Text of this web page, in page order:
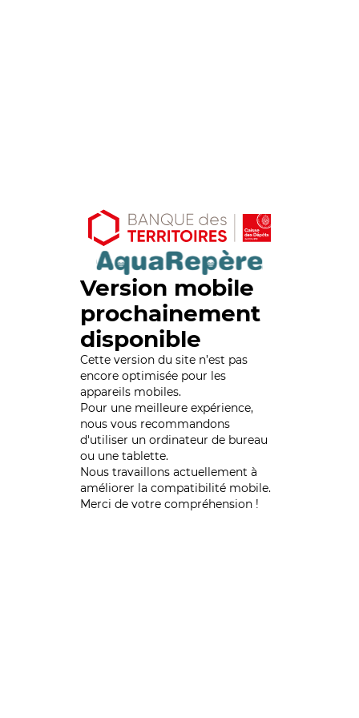
Version mobile
prochainement
disponible
Cette version du site n’est pas
encore optimisée pour les
appareils mobiles.
Pour une meilleure expérience,
nous vous recommandons
d'utiliser un ordinateur de bureau
ou une tablette.
Nous travaillons actuellement à
améliorer la compatibilité mobile.
Merci de votre compréhension !